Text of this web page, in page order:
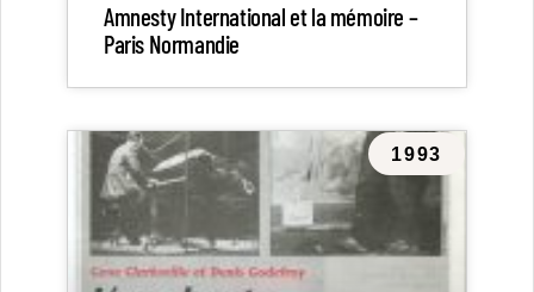
Amnesty International et la mémoire –
Paris Normandie
1993